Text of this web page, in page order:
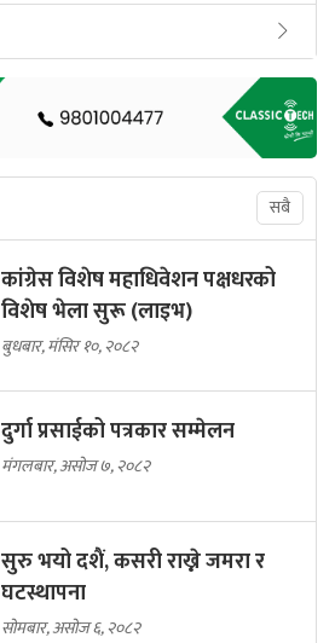
सबै
कांग्रेस विशेष महाधिवेशन पक्षधरको
विशेष भेला सुरू (लाइभ)
बुधबार, मंसिर १०, २०८२
दुर्गा प्रसाईको पत्रकार सम्मेलन
मंगलबार, असोज ७, २०८२
सुरु भयो दशैं, कसरी राख्ने जमरा र
घटस्थापना
सोमबार, असोज ६, २०८२